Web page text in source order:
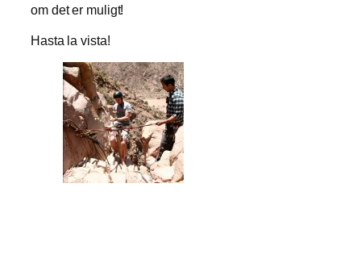
om det er muligt!
Hasta la vista!